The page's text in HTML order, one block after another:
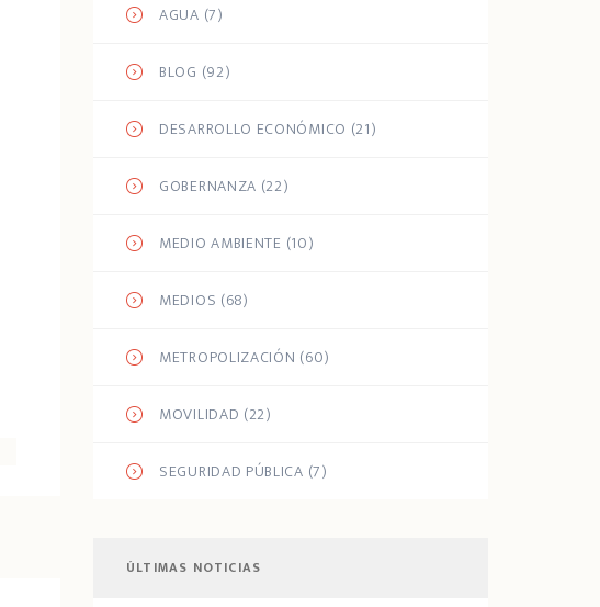
AGUA (7)
BLOG (92)
DESARROLLO ECONÓMICO (21)
GOBERNANZA (22)
MEDIO AMBIENTE (10)
MEDIOS (68)
METROPOLIZACIÓN (60)
MOVILIDAD (22)
SEGURIDAD PÚBLICA (7)
ÚLTIMAS NOTICIAS